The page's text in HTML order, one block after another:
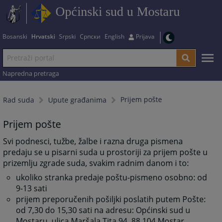
Općinski sud u Mostaru
Bosanski Hrvatski Srpski Српски English Prijava
Napredna pretraga
Rad suda Upute građanima Prijem pošte
Prijem pošte
Svi podnesci, tužbe, žalbe i razna druga pismena
predaju se u pisarni suda u prostoriji za prijem pošte u
prizemlju zgrade suda, svakim radnim danom i to:
ukoliko stranka predaje poštu-pismeno osobno: od
9-13 sati
prijem preporučenih pošiljki poslatih putem Pošte:
od 7,30 do 15,30 sati na adresu: Općinski sud u